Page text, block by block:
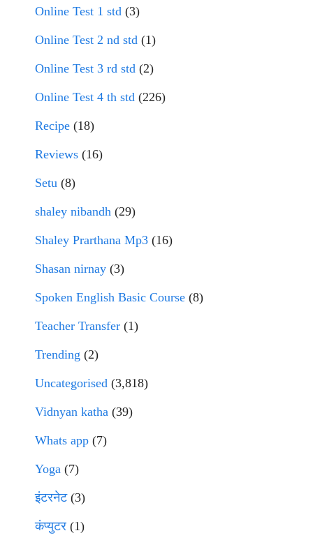
Online Test 1 std (3)
Online Test 2 nd std (1)
Online Test 3 rd std (2)
Online Test 4 th std (226)
Recipe (18)
Reviews (16)
Setu (8)
shaley nibandh (29)
Shaley Prarthana Mp3 (16)
Shasan nirnay (3)
Spoken English Basic Course (8)
Teacher Transfer (1)
Trending (2)
Uncategorised (3,818)
Vidnyan katha (39)
Whats app (7)
Yoga (7)
इंटरनेट(3)
कंप्युटर (1)